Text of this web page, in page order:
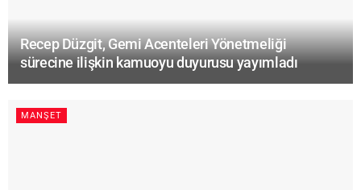
Recep Düzgit, Gemi Acenteleri Yönetmeliği
sürecine ilişkin kamuoyu duyurusu yayımladı
MANŞET